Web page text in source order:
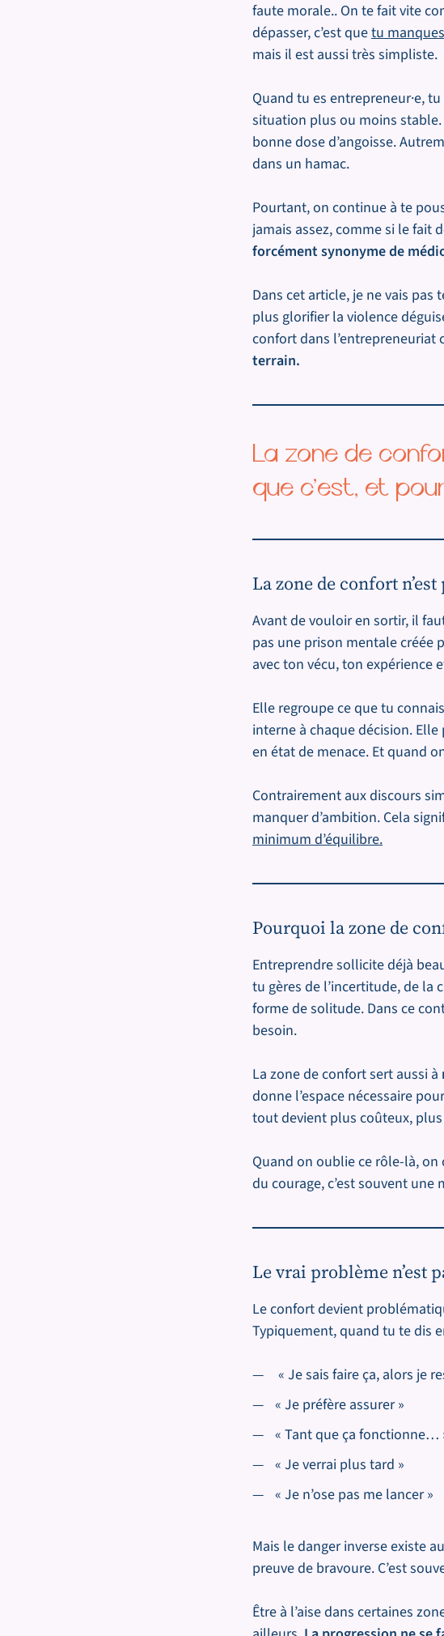
faute morale.. On te fait vite
dépasser, c’est quetu
mais il est aussi très simpliste.
Quand tu es entrepreneur·e,
situation plus ou moins
bonne dose d’angoisse.
dans un hamac.
Pourtant, on continue à te
jamais assez, comme si le fait
forcément synonyme de
Dans cet article, je ne vais pas
plus glorifier la violence
confort dans l’entrepreneuriat
terrain.
La zone de
que c’est, et
La zone de confort
Avant de vouloir en sortir, il
pas une prison mentale créée
avec ton vécu, ton expérience
Elle regroupe ce que tu
interne à chaque décision.
en état de menace. Et quand
Contrairement aux discours
manquer d’ambition. Cela
minimum d’équilibre.
Pourquoi la zone de
Entreprendre sollicite déjà
tu gères de l’incertitude, de la
forme de solitude. Dans ce
besoin.
La zone de confort sert aussi à
donne l’espace nécessaire
tout devient plus coûteux,
Quand on oublie ce rôle-là, on
du courage, c’est souvent
Le vrai problème n’est
Le confort devient
Typiquement, quand tu te dis
« Je sais faire ça, alors je
« Je préfère assurer »
« Tant que ça fonctionne…
« Je verrai plus tard »
« Je n’ose pas me lancer »
Mais le danger inverse existe
preuve de bravoure. C’est
Être à l’aise dans certaines